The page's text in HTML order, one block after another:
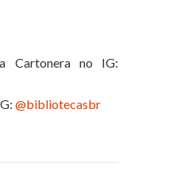
Cartonera no IG:
@bibliotecasbr